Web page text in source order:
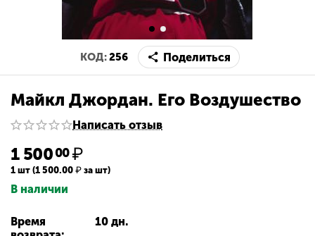
КОД:256 Поделиться
Майкл Джордан. Его Воздушество
Написать отзыв
1 50000₽
1 шт (1 500.00 ₽ за шт)
В наличии
Время
10 дн.